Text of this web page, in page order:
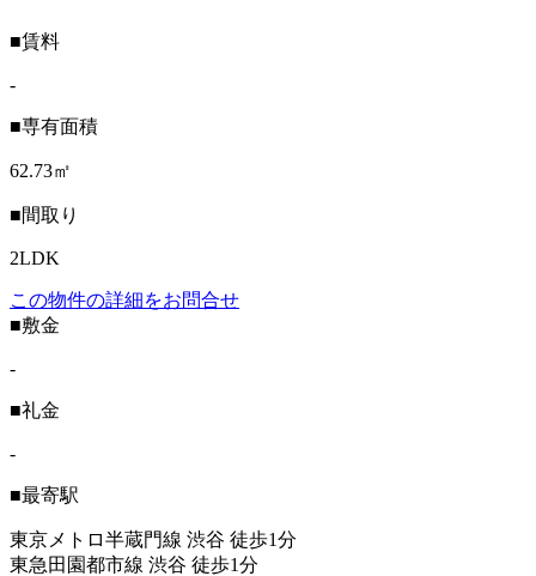
■賃料
-
■専有面積
62.73㎡
■間取り
2LDK
この物件の詳細をお問合せ
■敷金
-
■礼金
-
■最寄駅
東京メトロ半蔵門線 渋谷 徒歩1分
東急田園都市線 渋谷 徒歩1分